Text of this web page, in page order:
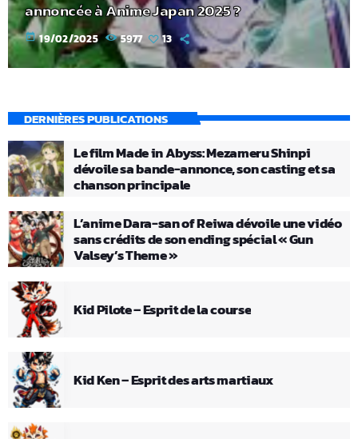
annoncée à Anime Japan 2025 ?
today 19/02/2025 5977 13
DERNIÈRES PUBLICATIONS
Le film Made in Abyss: Mezameru Shinpi
dévoile sa bande-annonce, son casting et sa
chanson principale
L’anime Dara-san of Reiwa dévoile une vidéo
sans crédits de son ending spécial « Gun
Valsey’s Theme »
Kid Pilote – Esprit de la course
Kid Ken – Esprit des arts martiaux